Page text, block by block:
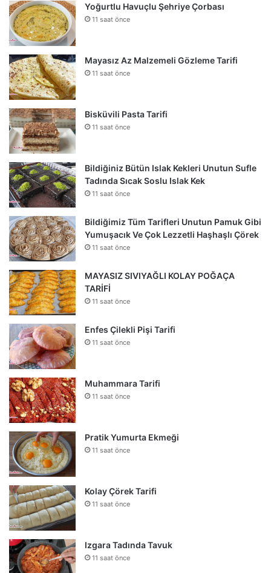
Yoğurtlu Havuçlu Şehriye Çorbası
11 saat önce
Mayasız Az Malzemeli Gözleme Tarifi
11 saat önce
Bisküvili Pasta Tarifi
11 saat önce
Bildiğiniz Bütün Islak Kekleri Unutun Sufle
Tadında Sıcak Soslu Islak Kek
11 saat önce
Bildiğimiz Tüm Tarifleri Unutun Pamuk Gibi
Yumuşacık Ve Çok Lezzetli Haşhaşlı Çörek
11 saat önce
MAYASIZ SIVIYAĞLI KOLAY POĞAÇA
TARİFİ
11 saat önce
Enfes Çilekli Pişi Tarifi
11 saat önce
Muhammara Tarifi
11 saat önce
Pratik Yumurta Ekmeği
11 saat önce
Kolay Çörek Tarifi
11 saat önce
Izgara Tadında Tavuk
11 saat önce